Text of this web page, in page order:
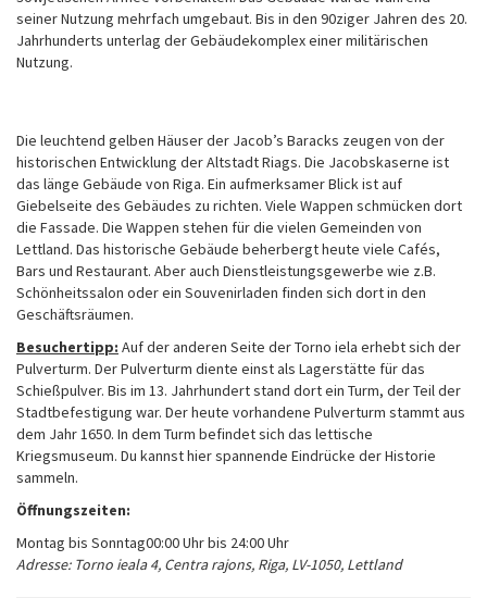
seiner Nutzung mehrfach umgebaut. Bis in den 90ziger Jahren des 20.
Jahrhunderts unterlag der Gebäudekomplex einer militärischen
Nutzung.
Die leuchtend gelben Häuser der Jacob’s Baracks zeugen von der
historischen Entwicklung der Altstadt Riags. Die Jacobskaserne ist
das länge Gebäude von Riga. Ein aufmerksamer Blick ist auf
Giebelseite des Gebäudes zu richten. Viele Wappen schmücken dort
die Fassade. Die Wappen stehen für die vielen Gemeinden von
Lettland. Das historische Gebäude beherbergt heute viele Cafés,
Bars und Restaurant. Aber auch Dienstleistungsgewerbe wie z.B.
Schönheitssalon oder ein Souvenirladen finden sich dort in den
Geschäftsräumen.
Besuchertipp: Auf der anderen Seite der Torno iela erhebt sich der
Pulverturm. Der Pulverturm diente einst als Lagerstätte für das
Schießpulver. Bis im 13. Jahrhundert stand dort ein Turm, der Teil der
Stadtbefestigung war. Der heute vorhandene Pulverturm stammt aus
dem Jahr 1650. In dem Turm befindet sich das lettische
Kriegsmuseum. Du kannst hier spannende Eindrücke der Historie
sammeln.
Öffnungszeiten:
Montag bis Sonntag00:00 Uhr bis 24:00 Uhr
Adresse: Torno ieala 4, Centra rajons, Riga, LV-1050, Lettland